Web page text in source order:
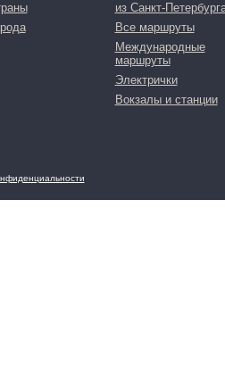
из Санкт-
Все маршруты
Международные
маршруты
Электрички
Вокзалы и станции